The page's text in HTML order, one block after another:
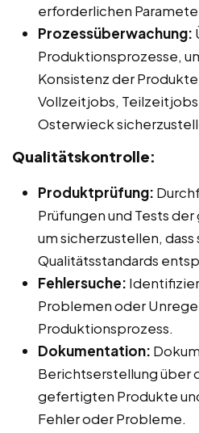
erforderlichen
Prozessüberwachung:
Produktionsprozesse,
Konsistenz der
Vollzeitjobs,
Osterwieck
Qualitätskontrolle:
Produktprüfung:
Prüfungen und Tests
um sicherzustellen, dass
Qualitätsstandards
Fehlersuche:
Problemen oder
Produktionsprozess.
Dokumentation:
Berichtserstellung über
gefertigten Produkte
Fehler oder Probleme.